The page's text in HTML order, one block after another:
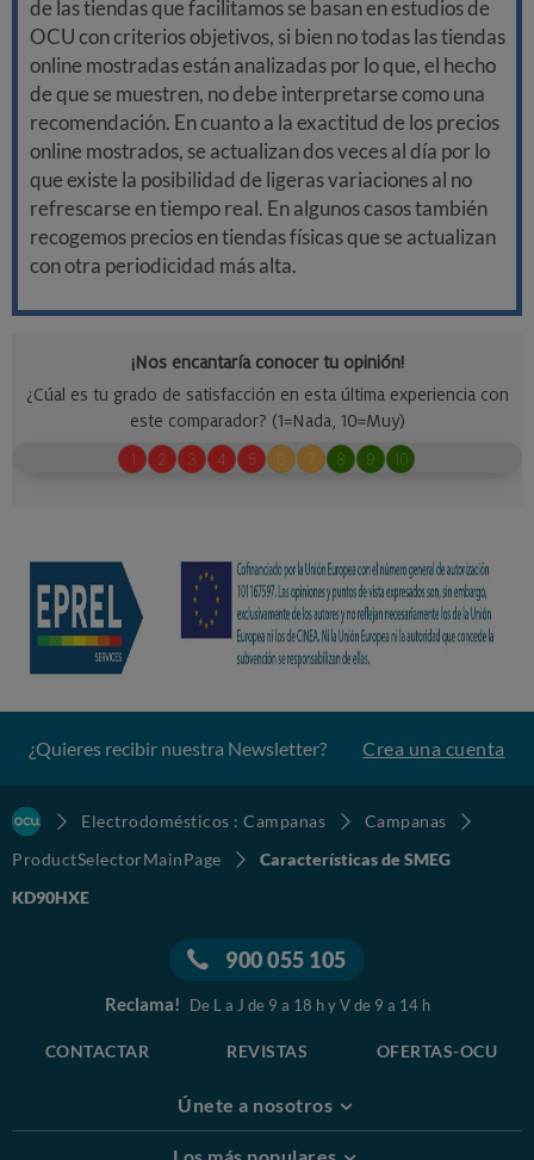
de las tiendas que facilitamos se basan en estudios de
OCU con criterios objetivos, si bien no todas las tiendas
online mostradas están analizadas por lo que, el hecho
de que se muestren, no debe interpretarse como una
recomendación. En cuanto a la exactitud de los precios
online mostrados, se actualizan dos veces al día por lo
que existe la posibilidad de ligeras variaciones al no
refrescarse en tiempo real. En algunos casos también
recogemos precios en tiendas físicas que se actualizan
con otra periodicidad más alta.
¿Quieres recibir nuestra Newsletter? Crea una cuenta
Electrodomésticos : Campanas
Campanas
ProductSelectorMainPage
Características de SMEG
KD90HXE
900 055 105
Reclama! De L a J de 9 a 18 h y V de 9 a 14 h
CONTACTAR REVISTAS OFERTAS-OCU
Únete a nosotros